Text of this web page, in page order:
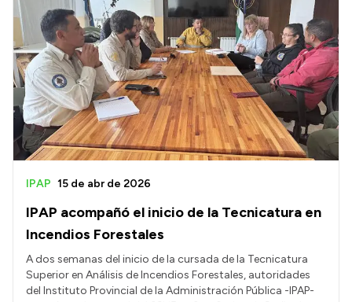
IPAP acompañó el inicio de la Tecnicatura en
Incendios Forestales
IPAP 15 de abr de 2026
A dos semanas del inicio de la cursada de la Tecnicatura
Superior en Análisis de Incendios Forestales, autoridades
del Instituto Provincial de la Administración Pública -IPAP-